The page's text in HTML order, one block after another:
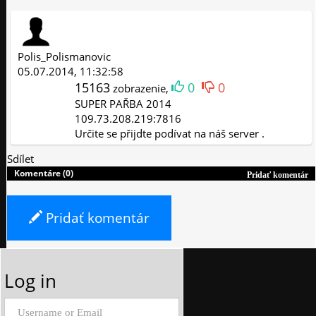
Polis_Polismanovic
05.07.2014, 11:32:58
15163 zobrazenie, 0 0
SUPER PAŘBA 2014
109.73.208.219:7816
Určite se přijdte podívat na náš server .
Sdílet
Pridať komentár
Komentáre (0)
Pridať komentár
Log in